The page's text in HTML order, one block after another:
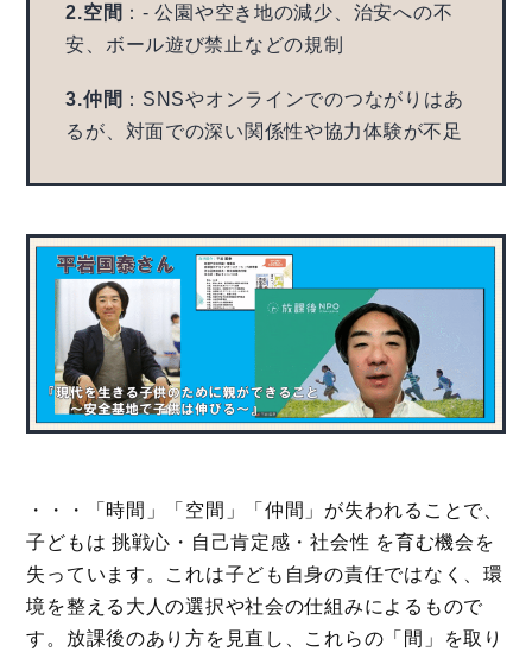
2.空間 ：- 公園や空き地の減少、治安への不
安、ボール遊び禁止などの規制
3.仲間 ：SNSやオンラインでのつながりはあ
るが、対面での深い関係性や協力体験が不足
・・・「時間」「空間」「仲間」が失われることで、
子どもは 挑戦心・自己肯定感・社会性 を育む機会を
失っています。これは子ども自身の責任ではなく、環
境を整える大人の選択や社会の仕組みによるもので
す。放課後のあり方を見直し、これらの「間」を取り